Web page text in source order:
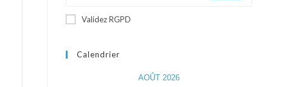
Validez RGPD
Calendrier
AOÛT 2026